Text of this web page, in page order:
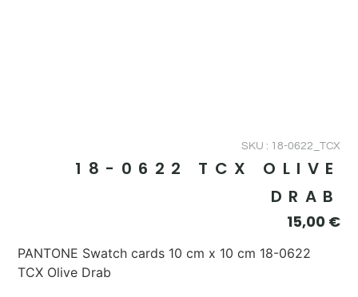
SKU : 18-0622_TCX
18-0622 TCX OLIVE
DRAB
15,00 €
PANTONE Swatch cards 10 cm x 10 cm 18-0622
TCX Olive Drab